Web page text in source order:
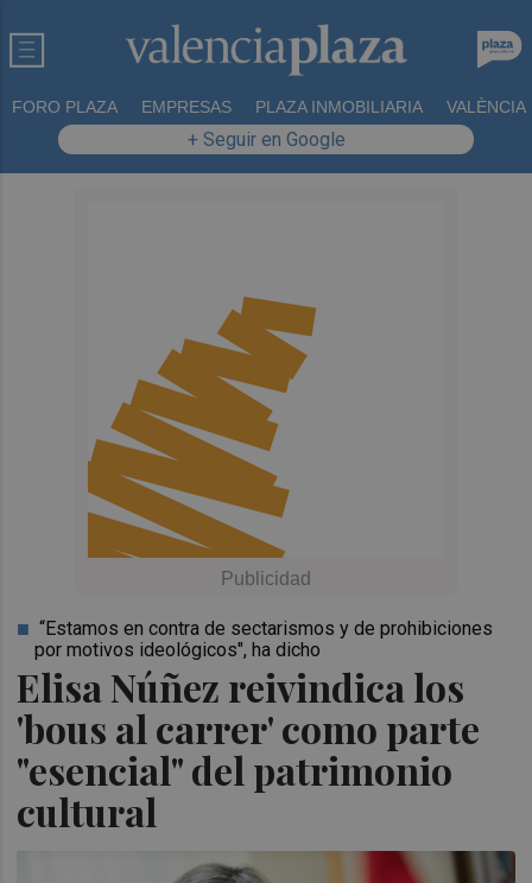
FORO PLAZA EMPRESAS PLAZA INMOBILIARIA VALÈNCIA
+ Seguir en Google
Elisa Núñez reivindica los
'bous al carrer' como parte
"esencial" del patrimonio
cultural
“Estamos en contra de sectarismos y de prohibiciones
por motivos ideológicos", ha dicho